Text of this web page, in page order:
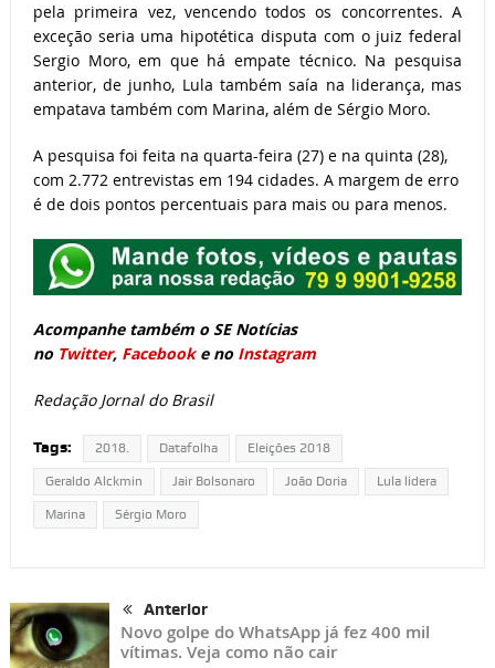
pela primeira vez, vencendo todos os concorrentes. A
exceção seria uma hipotética disputa com o juiz federal
Sergio Moro, em que há empate técnico. Na pesquisa
anterior, de junho, Lula também saía na liderança, mas
empatava também com Marina, além de Sérgio Moro.
A pesquisa foi feita na quarta-feira (27) e na quinta (28),
com 2.772 entrevistas em 194 cidades. A margem de erro
é de dois pontos percentuais para mais ou para menos.
Acompanhe também o SE Notícias
no Twitter, Facebooke no Instagram
Redação Jornal do Brasil
Tags: 2018. Datafolha Eleições 2018
Geraldo Alckmin Jair Bolsonaro João Doria Lula lidera
Marina Sérgio Moro
Anterior
Novo golpe do WhatsApp já fez 400 mil
vítimas. Veja como não cair